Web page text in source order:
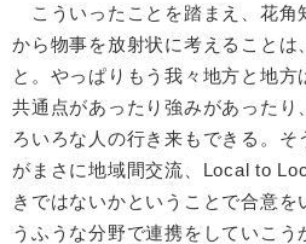
こういったことを踏まえ、花角
から物事を放射状に考えることは
と。やっぱりもう我々地方と地方
共通点があったり強みがあったり
ろいろな人の行き来もできる。そ
がまさに地域間交流、Local to
きではないかということで合意
うふうな分野で連携をしていこ